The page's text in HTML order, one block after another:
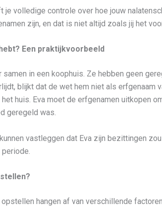
je volledige controle over hoe jouw
zijn, en dat is niet altijd zoals jij het
Een praktijkvoorbeeld
samen in een koophuis. Ze hebben geen
blijkt dat de wet hem niet als erfgenaam
huis. Eva moet de erfgenamen uitkopen
geregeld was.
vastleggen dat Eva zijn bezittingen
hangen af van verschillende